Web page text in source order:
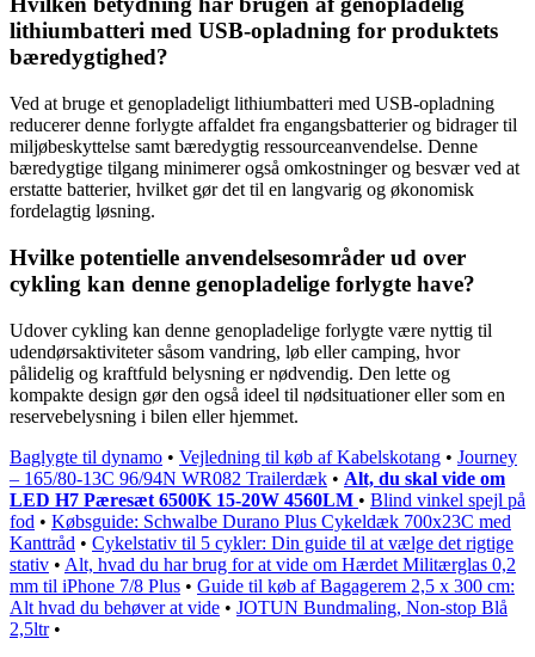
lithiumbatteri med USB-opladning for produktets
bæredygtighed?
Ved at bruge et genopladeligt lithiumbatteri med USB-opladning
reducerer denne forlygte affaldet fra engangsbatterier og bidrager til
miljøbeskyttelse samt bæredygtig ressourceanvendelse. Denne
bæredygtige tilgang minimerer også omkostninger og besvær ved at
erstatte batterier, hvilket gør det til en langvarig og økonomisk
fordelagtig løsning.
Hvilke potentielle anvendelsesområder ud over
cykling kan denne genopladelige forlygte have?
Udover cykling kan denne genopladelige forlygte være nyttig til
udendørsaktiviteter såsom vandring, løb eller camping, hvor
pålidelig og kraftfuld belysning er nødvendig. Den lette og
kompakte design gør den også ideel til nødsituationer eller som en
reservebelysning i bilen eller hjemmet.
Baglygte til dynamo • Vejledning til køb af Kabelskotang • Journey
– 165/80-13C 96/94N WR082 Trailerdæk • Alt, du skal vide om
LED H7 Pæresæt 6500K 15-20W 4560LM • Blind vinkel spejl på
fod • Købsguide: Schwalbe Durano Plus Cykeldæk 700x23C med
Kanttråd • Cykelstativ til 5 cykler: Din guide til at vælge det rigtige
stativ • Alt, hvad du har brug for at vide om Hærdet Militærglas 0,2
mm til iPhone 7/8 Plus • Guide til køb af Bagagerem 2,5 x 300 cm:
Alt hvad du behøver at vide • JOTUN Bundmaling, Non-stop Blå
2,5ltr•